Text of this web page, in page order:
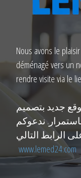
Nous avons le
déménagé vers un
rendre visite via le
جديد بتصميم
ندعوكم
الرابط التالي
www.lemed24.com